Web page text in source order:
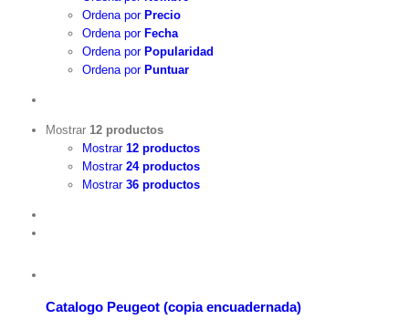
Ordena por Precio
Ordena por Fecha
Ordena por Popularidad
Ordena por Puntuar
Mostrar 12 productos
Mostrar 12 productos
Mostrar 24 productos
Mostrar 36 productos
Catalogo Peugeot (copia encuadernada)